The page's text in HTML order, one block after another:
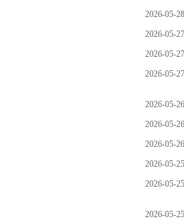
2026-05-28
2026-05-27
2026-05-27
2026-05-27
2026-05-26
2026-05-26
2026-05-26
2026-05-25
2026-05-25
2026-05-25